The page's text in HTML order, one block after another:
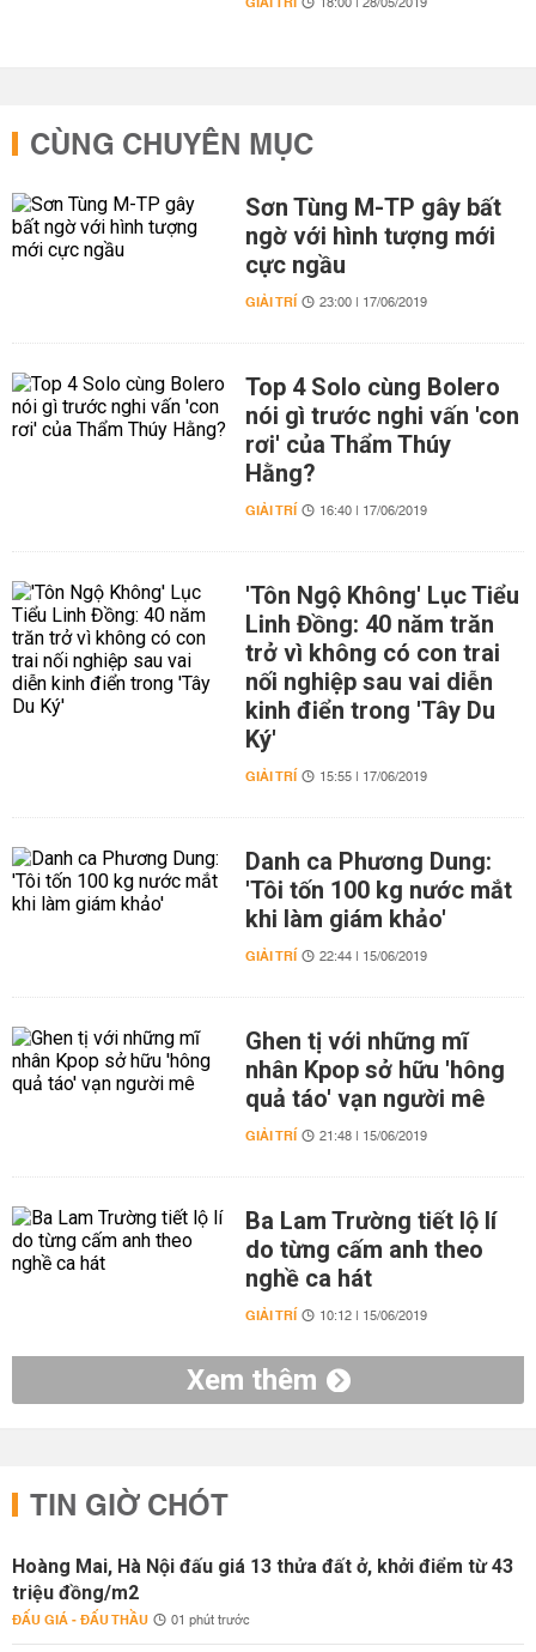
CÙNG CHUYÊN MỤC
Sơn Tùng M-TP gây bất
ngờ với hình tượng mới
cực ngầu
GIẢI TRÍ 23:00 | 17/06/2019
Top 4 Solo cùng Bolero
nói gì trước nghi vấn 'con
rơi' của Thẩm Thúy
Hằng?
GIẢI TRÍ 16:40 | 17/06/2019
'Tôn Ngộ Không' Lục Tiểu
Linh Đồng: 40 năm trăn
trở vì không có con trai
nối nghiệp sau vai diễn
kinh điển trong 'Tây Du
Ký'
GIẢI TRÍ 15:55 | 17/06/2019
Danh ca Phương Dung:
'Tôi tốn 100 kg nước mắt
khi làm giám khảo'
GIẢI TRÍ 22:44 | 15/06/2019
Ghen tị với những mĩ
nhân Kpop sở hữu 'hông
quả táo' vạn người mê
GIẢI TRÍ 21:48 | 15/06/2019
Ba Lam Trường tiết lộ lí
do từng cấm anh theo
nghề ca hát
GIẢI TRÍ 10:12 | 15/06/2019
Xem thêm
TIN GIỜ CHÓT
Hoàng Mai, Hà Nội đấu giá 13 thửa đất ở, khởi điểm từ 43
triệu đồng/m2
ĐẤU GIÁ - ĐẤU THẦU 01 phút trước